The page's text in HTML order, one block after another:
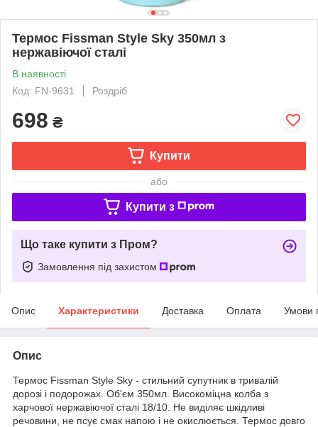
Термос Fissman Style Sky 350мл з
нержавіючої сталі
В наявності
Код: FN-9631
Роздріб
698 ₴
Купити
або
Купити з
Що таке купити з Пром?
Замовлення під захистом
Опис Характеристики Доставка Оплата Умови
Опис
Термос Fissman Style Sky - стильний супутник в тривалій
дорозі і подорожах. Об'єм 350мл. Високоміцна колба з
харчової нержавіючої сталі 18/10. Не виділяє шкідливі
речовини, не псує смак напою і не окислюється. Термос довго